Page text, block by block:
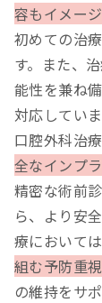
容もイメー
初めての治
す。また、
能性を兼ね
対応していま
口腔外科治療
全なインプ
精密な術前
ら、より安
療において
組む予防重
の維持をサ